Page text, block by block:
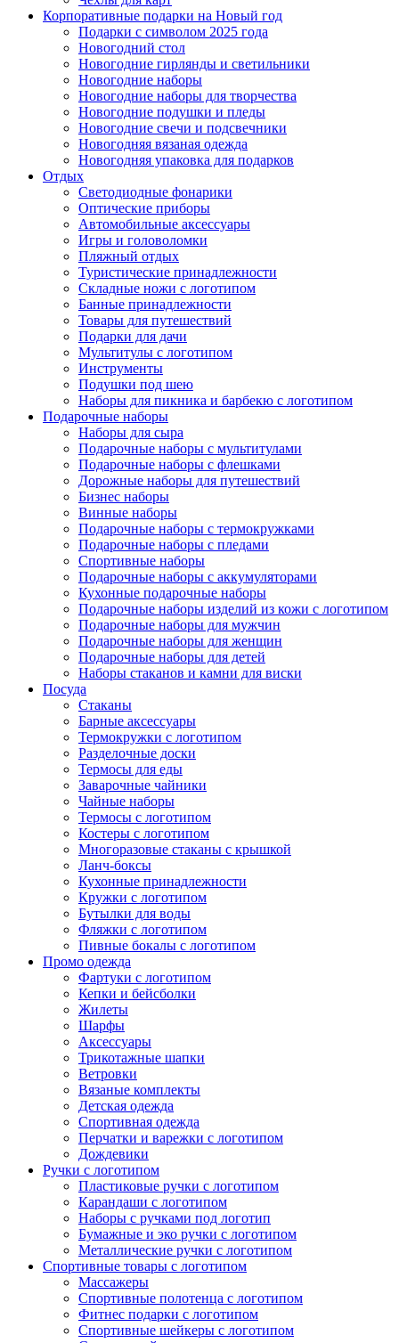
Корпоративные подарки на Новый год
Подарки с символом 2025 года
Новогодний стол
Новогодние гирлянды и светильники
Новогодние наборы
Новогодние наборы для творчества
Новогодние подушки и пледы
Новогодние свечи и подсвечники
Новогодняя вязаная одежда
Новогодняя упаковка для подарков
Отдых
Светодиодные фонарики
Оптические приборы
Автомобильные аксессуары
Игры и головоломки
Пляжный отдых
Туристические принадлежности
Складные ножи с логотипом
Банные принадлежности
Товары для путешествий
Подарки для дачи
Мультитулы с логотипом
Инструменты
Подушки под шею
Наборы для пикника и барбекю с логотипом
Подарочные наборы
Наборы для сыра
Подарочные наборы с мультитулами
Подарочные наборы с флешками
Дорожные наборы для путешествий
Бизнес наборы
Винные наборы
Подарочные наборы с термокружками
Подарочные наборы с пледами
Спортивные наборы
Подарочные наборы с аккумуляторами
Кухонные подарочные наборы
Подарочные наборы изделий из кожи с логотипом
Подарочные наборы для мужчин
Подарочные наборы для женщин
Подарочные наборы для детей
Наборы стаканов и камни для виски
Посуда
Стаканы
Барные аксессуары
Термокружки с логотипом
Разделочные доски
Термосы для еды
Заварочные чайники
Чайные наборы
Термосы с логотипом
Костеры с логотипом
Многоразовые стаканы с крышкой
Ланч-боксы
Кухонные принадлежности
Кружки с логотипом
Бутылки для воды
Фляжки с логотипом
Пивные бокалы с логотипом
Промо одежда
Фартуки с логотипом
Кепки и бейсболки
Жилеты
Шарфы
Аксессуары
Трикотажные шапки
Ветровки
Вязаные комплекты
Детская одежда
Спортивная одежда
Перчатки и варежки с логотипом
Дождевики
Ручки с логотипом
Пластиковые ручки с логотипом
Карандаши с логотипом
Наборы с ручками под логотип
Бумажные и эко ручки с логотипом
Металлические ручки с логотипом
Спортивные товары с логотипом
Массажеры
Спортивные полотенца с логотипом
Фитнес подарки с логотипом
Спортивные шейкеры с логотипом